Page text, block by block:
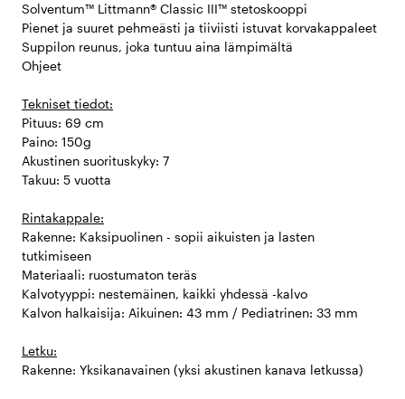
Solventum™ Littmann® Classic III™ stetoskooppi
Pienet ja suuret pehmeästi ja tiiviisti istuvat korvakappaleet
Suppilon reunus, joka tuntuu aina lämpimältä
Ohjeet
Tekniset tiedot:
Pituus: 69 cm
Paino: 150g
Akustinen suorituskyky: 7
Takuu: 5 vuotta
Rintakappale:
Rakenne: Kaksipuolinen - sopii aikuisten ja lasten
tutkimiseen
Materiaali: ruostumaton teräs
Kalvotyyppi: nestemäinen, kaikki yhdessä -kalvo
Kalvon halkaisija: Aikuinen: 43 mm / Pediatrinen: 33 mm
Letku:
Rakenne: Yksikanavainen (yksi akustinen kanava letkussa)